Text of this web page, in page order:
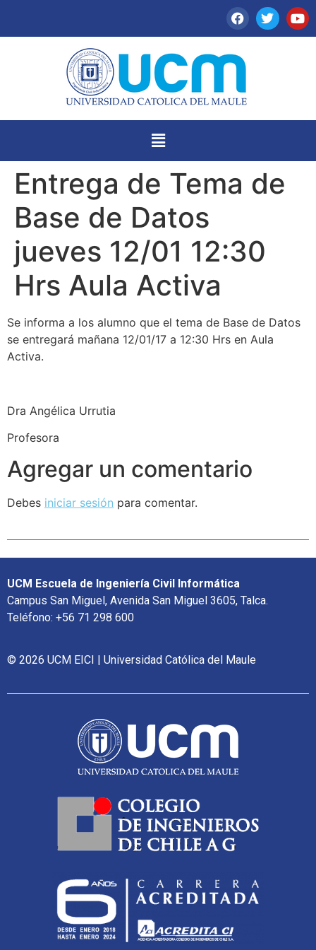
Entrega de Tema de
Base de Datos
jueves 12/01 12:30
Hrs Aula Activa
Se informa a los alumno que el tema de Base de Datos
se entregará mañana 12/01/17 a 12:30 Hrs en Aula
Activa.
Dra Angélica Urrutia
Profesora
Agregar un comentario
Debes iniciar sesión para comentar.
UCM Escuela de Ingeniería Civil Informática
Campus San Miguel, Avenida San Miguel 3605, Talca.
Teléfono: +56 71 298 600
© 2026 UCM EICI | Universidad Católica del Maule